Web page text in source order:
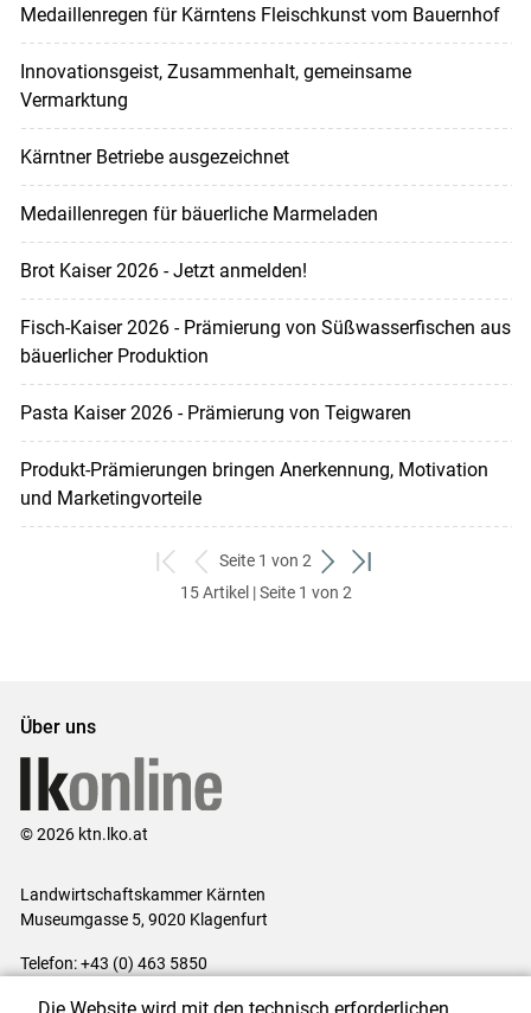
Medaillenregen für Kärntens Fleischkunst vom Bauernhof
Innovationsgeist, Zusammenhalt, gemeinsame
Vermarktung
Kärntner Betriebe ausgezeichnet
Medaillenregen für bäuerliche Marmeladen
Brot Kaiser 2026 - Jetzt anmelden!
Fisch-Kaiser 2026 - Prämierung von Süßwasserfischen aus
bäuerlicher Produktion
Pasta Kaiser 2026 - Prämierung von Teigwaren
Produkt-Prämierungen bringen Anerkennung, Motivation
und Marketingvorteile
zum
ersten
zurück
zum
Seite 1 von 2
weiter
zum
zum
15 Artikel | Seite 1 von 2
Über uns
© 2026 ktn.lko.at
Landwirtschaftskammer Kärnten
Museumgasse 5, 9020 Klagenfurt
Telefon: +43 (0) 463 5850